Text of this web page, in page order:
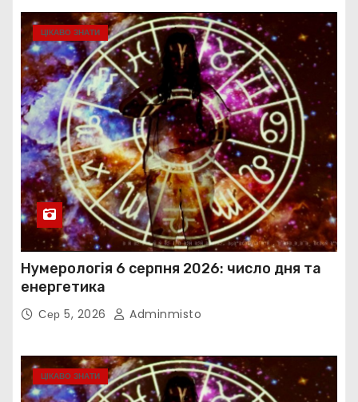
ЦІКАВО ЗНАТИ
Нумерологія 6 серпня 2026: число дня та
енергетика
Сер 5, 2026 Adminmisto
ЦІКАВО ЗНАТИ